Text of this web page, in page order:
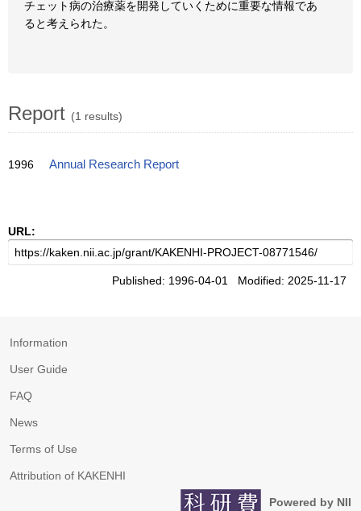
チェット病の治療薬を開発していくために重要な情報であ
ると考えられた。
Report (1 results)
1996 Annual Research Report
URL:
Published: 1996-04-01 Modified: 2025-11-17
Information
User Guide
FAQ
News
Terms of Use
Attribution of KAKENHI
Powered by NII